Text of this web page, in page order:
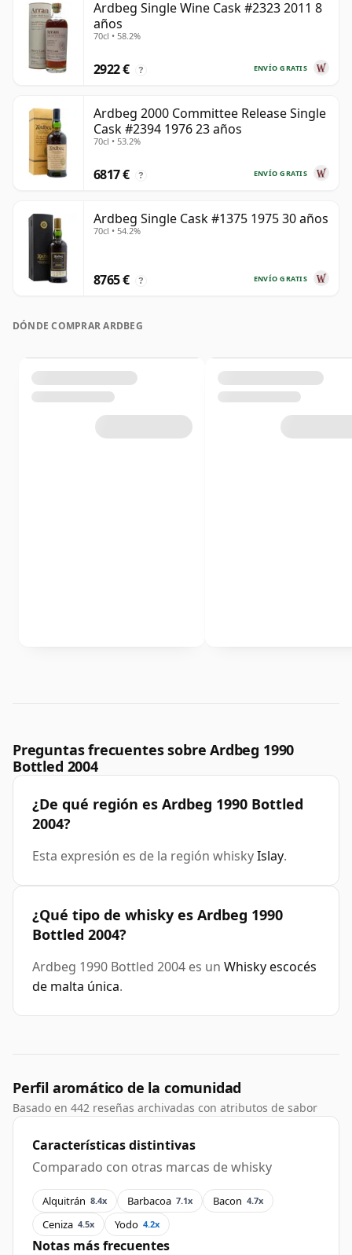
Ardbeg Single Wine Cask #2323 2011 8
años
70cl • 58.2%
ENVÍO GRATIS
2922 € ?
Ardbeg 2000 Committee Release Single
Cask #2394 1976 23 años
70cl • 53.2%
ENVÍO GRATIS
6817 € ?
Ardbeg Single Cask #1375 1975 30 años
70cl • 54.2%
ENVÍO GRATIS
8765 € ?
DÓNDE COMPRAR ARDBEG
Preguntas frecuentes sobre Ardbeg 1990
Bottled 2004
¿De qué región es Ardbeg 1990 Bottled
2004?
Esta expresión es de la región whiskyIslay.
¿Qué tipo de whisky es Ardbeg 1990
Bottled 2004?
Ardbeg 1990 Bottled 2004 es un Whisky escocés
de malta única.
Perfil aromático de la comunidad
Basado en 442 reseñas archivadas con atributos de sabor
Características distintivas
Comparado con otras marcas de whisky
Alquitrán 8.4x Barbacoa 7.1x Bacon 4.7x
Ceniza 4.5x Yodo 4.2x
Notas más frecuentes